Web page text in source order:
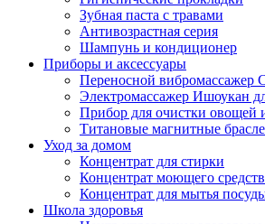
Зубная паста с травами
Антивозрастная серия
Шампунь и кондиционер
Приборы и аксессуары
Переносной
Электромассажер Ишоукан
Прибор для очистки овощей
Титановые магнитные
Уход за домом
Концентрат для стирки
Концентрат моющего
Концентрат для мытья
Школа здоровья